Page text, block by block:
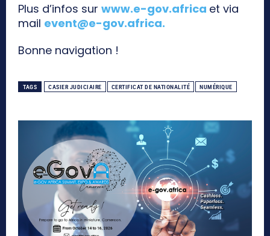
Plus d’infos sur www.e-gov.africa et via
mail event@e-gov.africa.
Bonne navigation !
TAGS CASIER JUDICIAIRE CERTIFICAT DE NATIONALITÉ NUMÉRIQUE